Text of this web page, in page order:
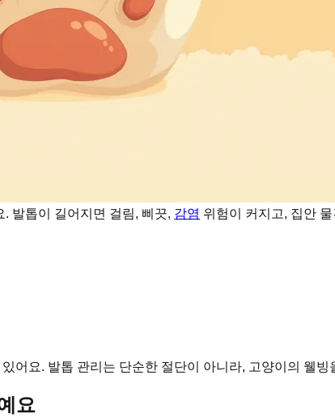
발톱이 길어지면 걸림, 삐끗, 감염 위험이 커지고, 집안
어요. 발톱 관리는 단순한 절단이 아니라, 고양이의 웰빙
요